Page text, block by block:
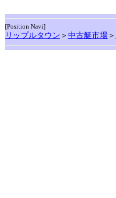
[Position Navi]
リップルタウン ＞ 中古艇市場 ＞